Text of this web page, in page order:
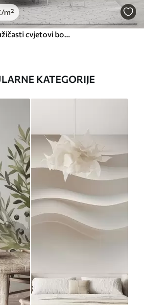
/m²
Veliki, nježni bijeli i ružičasti cvjetovi božura s mekim, pahuljastim laticama na zamućenoj sivoj pozadini
KATEGORIJE